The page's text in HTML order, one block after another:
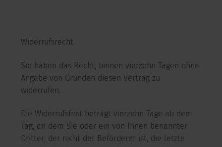
Widerrufsrecht
Sie haben das Recht, binnen vierzehn Tagen ohne
Angabe von Gründen diesen Vertrag zu
widerrufen.
Die Widerrufsfrist beträgt vierzehn Tage ab dem
Tag, an dem Sie oder ein von Ihnen benannter
Dritter, der nicht der Beförderer ist, die letzte